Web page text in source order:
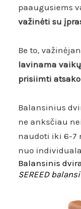
paaugusiems
važinėti su
Be to,
lavinama
prisiimti
Balansinius
ne anksčiau
naudoti iki 6-7
nuo
Balansinis
SEREED